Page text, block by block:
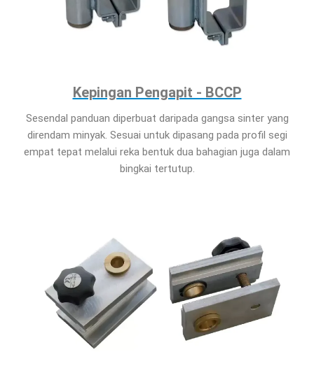
Kepingan Pengapit - BCCP
Sesendal panduan diperbuat daripada gangsa sinter yang
direndam minyak. Sesuai untuk dipasang pada profil segi
empat tepat melalui reka bentuk dua bahagian juga dalam
bingkai tertutup.